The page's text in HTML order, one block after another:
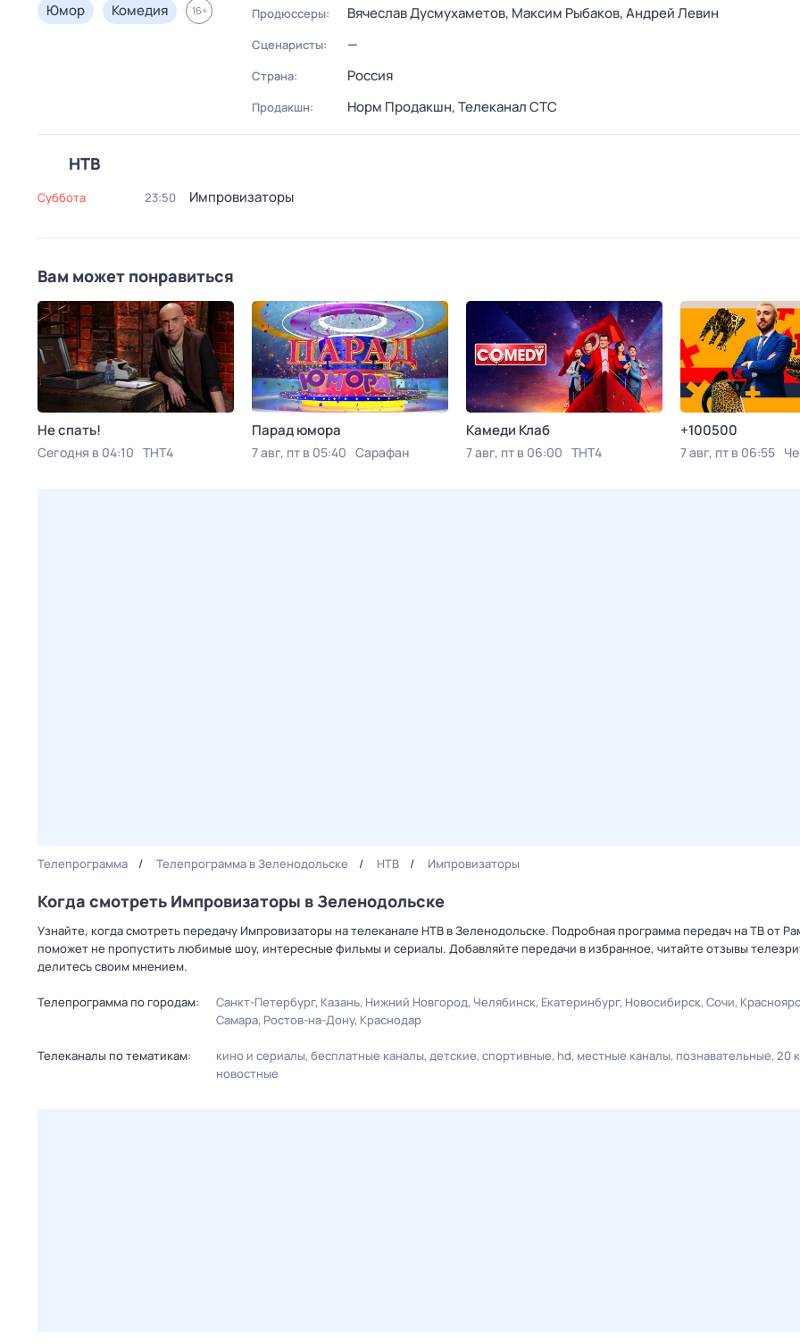
Юмор Комедия 16+ Продюссеры: Вячеслав Дусмухаметов, Максим Рыбаков,Андрей Левин
Сценаристы: —
Страна: Россия
Продакшн: Норм Продакшн,Телеканал СТС
НТВ
суббота 23:50 Импровизаторы
Вам может понравиться
Не спать!
Сегодня в 04:10 ТНТ4
Парад юмора
7 авг, пт в 05:40 Сарафан
Камеди Клаб
7 авг, пт в 06:00 ТНТ4
+100500
7 авг, пт в 06:55 Че
Телепрограмма Телепрограмма в Зеленодольске НТВ Импровизаторы
Когда смотреть Импровизаторы в Зеленодольске
Узнайте, когда смотреть передачу Импровизаторы на телеканале НТВ в Зеленодольске. Подробная программа передач на ТВ от
поможет не пропустить любимые шоу, интересные фильмы и сериалы. Добавляйте передачи в избранное, читайте отзывы
делитесь своим мнением.
Телепрограмма по городам: Санкт-Петербург Казань Нижний Новгород Челябинск Екатеринбург Новосибирск Сочи
Самара Ростов-на-Дону Краснодар
Телеканалы по тематикам: кино и сериалы бесплатные каналы детские спортивные hd местные каналы познавательные 20
новостные